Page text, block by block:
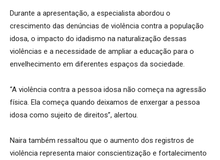
Durante a apresentação, a especialista abordou o
crescimento das denúncias de violência contra a população
idosa, o impacto do idadismo na naturalização dessas
violências e a necessidade de ampliar a educação para o
envelhecimento em diferentes espaços da sociedade.
“A violência contra a pessoa idosa não começa na agressão
física. Ela começa quando deixamos de enxergar a pessoa
idosa como sujeito de direitos”, alertou.
Naira também ressaltou que o aumento dos registros de
violência representa maior conscientização e fortalecimento